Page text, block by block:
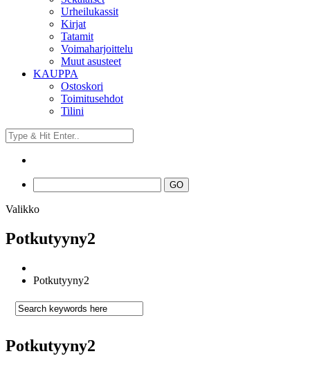
Urheilukassit
Kirjat
Tatamit
Voimaharjoittelu
Muut asusteet
KAUPPA
Ostoskori
Toimitusehdot
Tilini
Valikko
Potkutyyny2
Potkutyyny2
Potkutyyny2